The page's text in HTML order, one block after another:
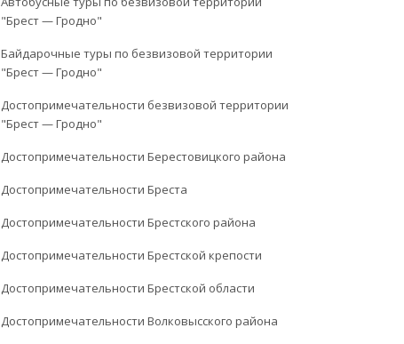
"Брест — Гродно"
Байдарочные туры по безвизовой территории
"Брест — Гродно"
Достопримечательности безвизовой территории
"Брест — Гродно"
Достопримечательности Берестовицкого района
Достопримечательности Бреста
Достопримечательности Брестского района
Достопримечательности Брестской крепости
Достопримечательности Брестской области
Достопримечательности Волковысского района